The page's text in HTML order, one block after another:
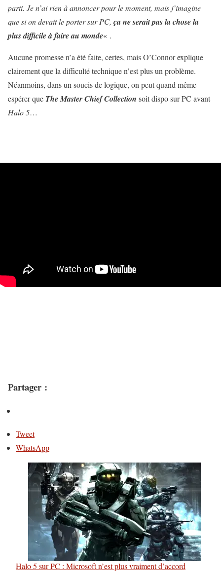
parti. Je n’ai rien à annoncer pour le moment, mais j’imagine
que si on devait le porter sur PC, ça ne serait pas la chose la
plus difficile à faire au monde« .
Aucune promesse n’a été faite, certes, mais O’Connor explique
clairement que la difficulté technique n’est plus un problème.
Néanmoins, dans un soucis de logique, on peut quand même
espérer que The Master Chief Collection soit dispo sur PC avant
Halo 5…
Partager :
Tweet
WhatsApp
Halo 5 sur PC : Microsoft n’est plus vraiment d’accord